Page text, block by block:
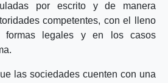
por escrito y de manera
competentes, con el lleno
legales y en los casos
las sociedades cuenten con una